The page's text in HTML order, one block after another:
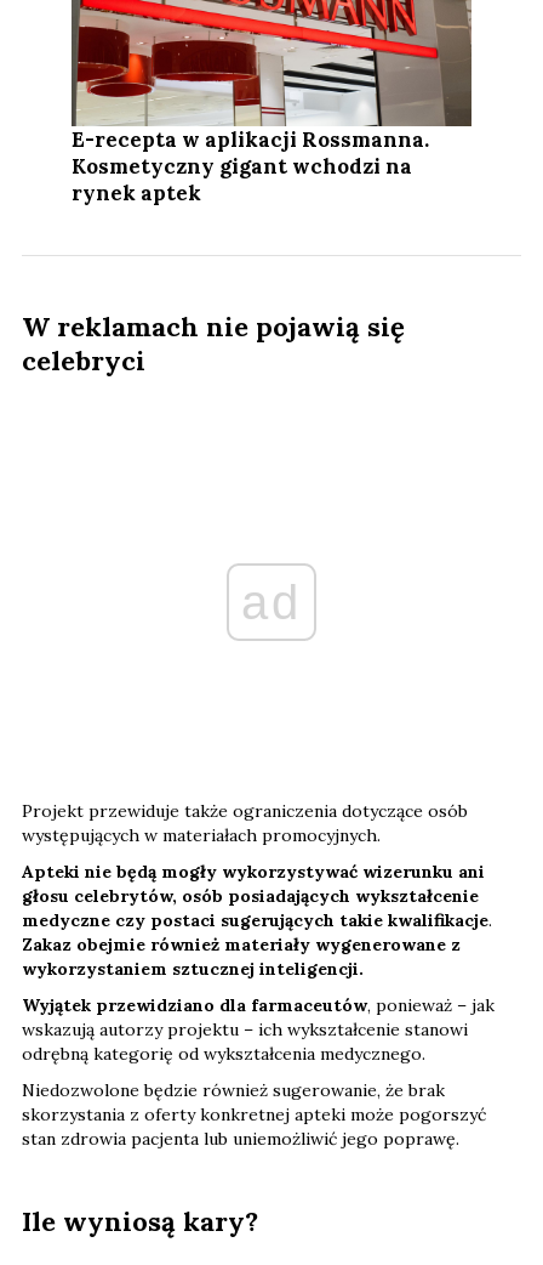
E-recepta w aplikacji Rossmanna.
Kosmetyczny gigant wchodzi na
rynek aptek
W reklamach nie pojawią się
celebryci
ad
Projekt przewiduje także ograniczenia dotyczące osób
występujących w materiałach promocyjnych.
Apteki nie będą mogły wykorzystywać wizerunku ani
głosu celebrytów, osób posiadających wykształcenie
medyczne czy postaci sugerujących takie kwalifikacje.
Zakaz obejmie również materiały wygenerowane z
wykorzystaniem sztucznej inteligencji.
Wyjątek przewidziano dla farmaceutów, ponieważ – jak
wskazują autorzy projektu – ich wykształcenie stanowi
odrębną kategorię od wykształcenia medycznego.
Niedozwolone będzie również sugerowanie, że brak
skorzystania z oferty konkretnej apteki może pogorszyć
stan zdrowia pacjenta lub uniemożliwić jego poprawę.
Ile wyniosą kary?